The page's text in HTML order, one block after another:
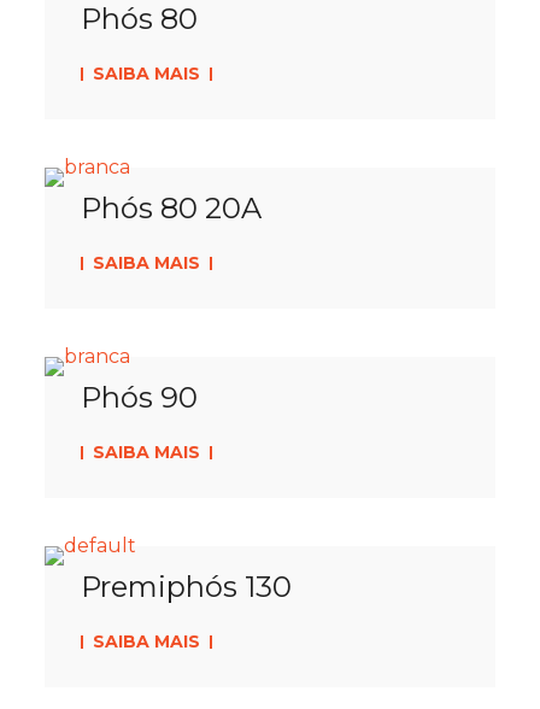
Phós 80
SAIBA MAIS
Phós 80 20A
SAIBA MAIS
Phós 90
SAIBA MAIS
Premiphós 130
SAIBA MAIS